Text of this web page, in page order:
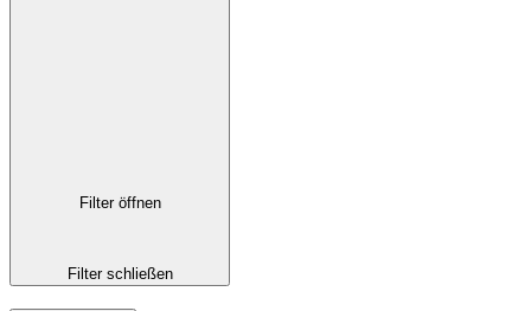
Filter öffnen
Filter schließen